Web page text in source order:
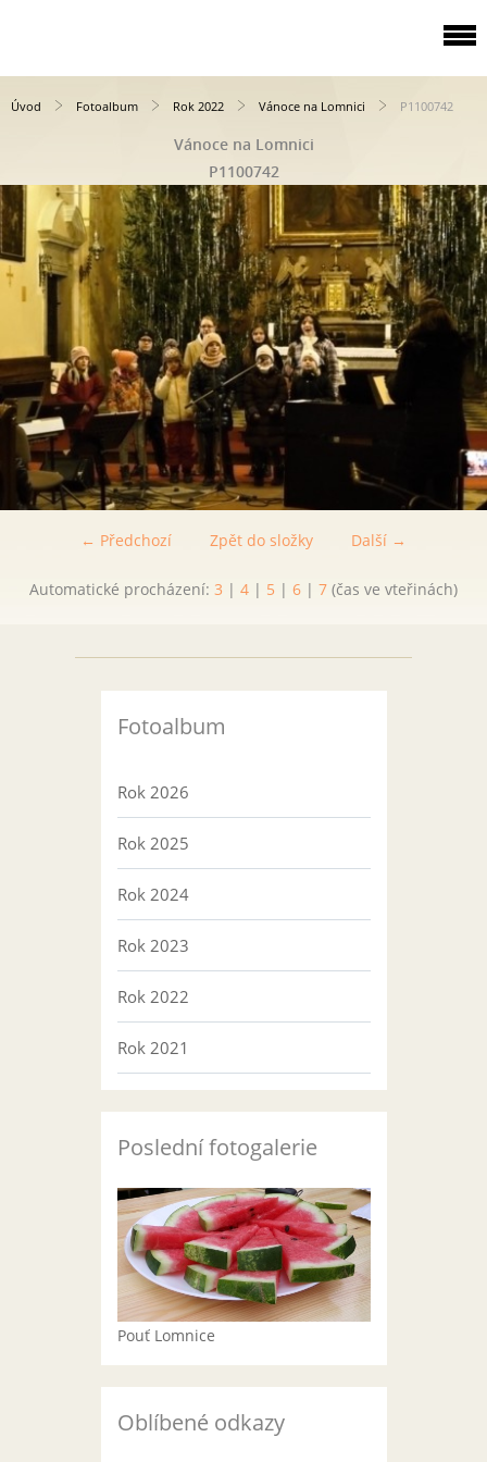
Úvod Fotoalbum Rok 2022 Vánoce na Lomnici P1100742
Vánoce na Lomnici
P1100742
← Předchozí Další →
Zpět do složky
Automatické procházení: 3 | 4 | 5 | 6 | 7 (čas ve vteřinách)
Fotoalbum
Rok 2026
Rok 2025
Rok 2024
Rok 2023
Rok 2022
Rok 2021
Poslední fotogalerie
Pouť Lomnice
Oblíbené odkazy